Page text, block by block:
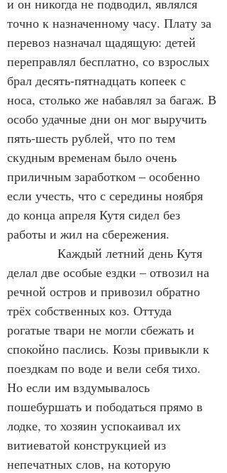
и он никогда не подводил, являлся
точно к назначенному часу. Плату за
перевоз назначал щадящую: детей
переправлял бесплатно, со взрослых
брал десять-пятнадцать копеек с
носа, столько же набавлял за багаж. В
особо удачные дни он мог выручить
пять-шесть рублей, что по тем
скудным временам было очень
приличным заработком – особенно
если учесть, что с середины ноября
до конца апреля Кутя сидел без
работы и жил на сбережения.
Каждый летний день Кутя
делал две особые ездки – отвозил на
речной остров и привозил обратно
трёх собственных коз. Оттуда
рогатые твари не могли сбежать и
спокойно паслись. Козы привыкли к
поездкам по воде и вели себя тихо.
Но если им вздумывалось
пошебуршать и пободаться прямо в
лодке, то хозяин успокаивал их
витиеватой конструкцией из
непечатных слов, на которую